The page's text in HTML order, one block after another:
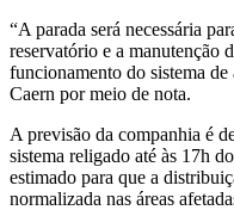
“A parada será necessária
reservatório e a manutenção
funcionamento do sistema
Caern por meio de nota.
A previsão da companhia é
sistema religado até às 17h
estimado para que a
normalizada nas áreas